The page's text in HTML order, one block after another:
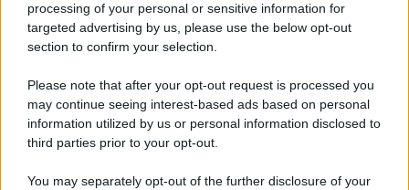
processing of your personal or sensitive information for
targeted advertising by us, please use the below opt-out
section to confirm your selection.
Please note that after your opt-out request is processed you
may continue seeing interest-based ads based on personal
information utilized by us or personal information disclosed to
third parties prior to your opt-out.
You may separately opt-out of the further disclosure of your